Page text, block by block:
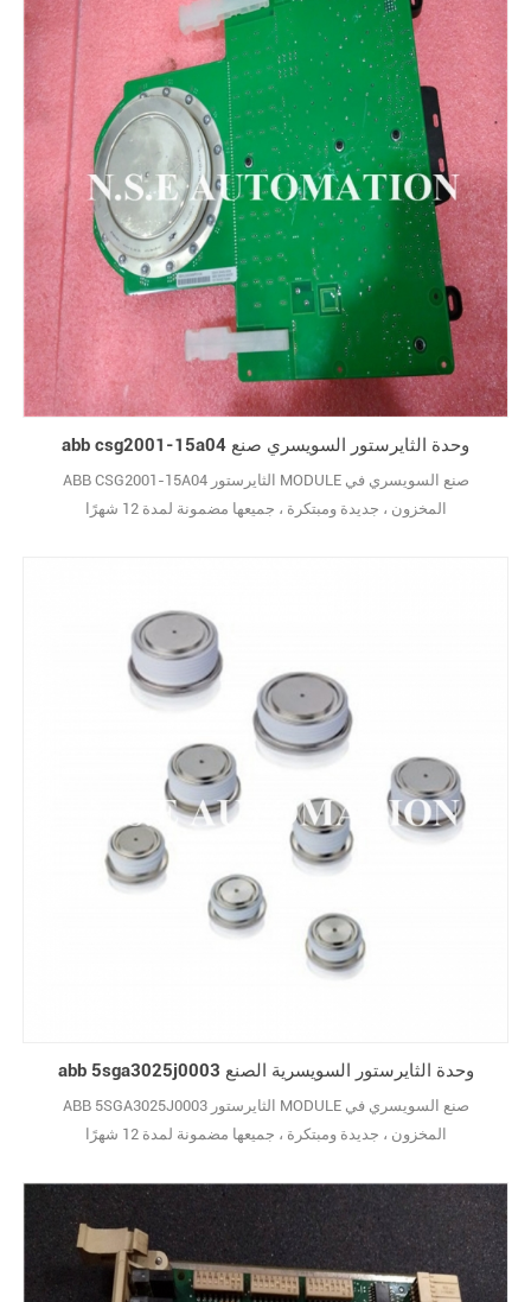
abb csg2001-15a04 وحدة الثايرستور السويسري صنع
ABB CSG2001-15A04 الثايرستور MODULE صنع السويسري في
المخزون ، جديدة ومبتكرة ، جميعها مضمونة لمدة 12 شهرًا
abb 5sga3025j0003 وحدة الثايرستور السويسرية الصنع
ABB 5SGA3025J0003 الثايرستور MODULE صنع السويسري في
المخزون ، جديدة ومبتكرة ، جميعها مضمونة لمدة 12 شهرًا